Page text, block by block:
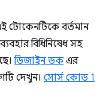
টোকেনটিকে বর্তমান
বিধিনিষেধ সহ
ডিজাইন ডকএর
দেখুন। সোর্স কোড 1